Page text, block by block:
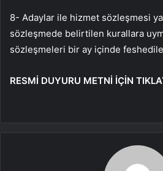
8- Adaylar ile hizmet sözleşmesi
sözleşmede belirtilen kurallara
sözleşmeleri bir ay içinde
RESMİ DUYURU METNİ İÇİN